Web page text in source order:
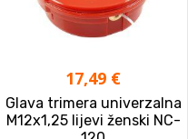
17,49 €
Glava trimera univerzalna
M12x1,25 lijevi ženski NC-